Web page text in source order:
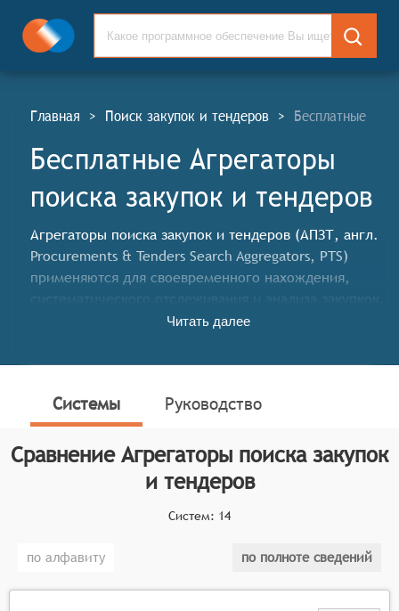
Главная > Поиск закупок и тендеров > Бесплатные
Бесплатные Агрегаторы
поиска закупок и тендеров
Агрегаторы поиска закупок и тендеров (АПЗТ, англ.
Procurements & Tenders Search Aggregators, PTS)
применяются для своевременного нахождения,
организуемых на различных торговых площадках
муниципальными учреждениями и органами
Классификатор программных продуктов Соваре
для систем. Для того чтобы быть представленными
на рынке агрегаторов поиска закупок и тендеров,
сбор и систематизация данных о закупках и
Читать далее
Системы Руководство
Сравнение Агрегаторы поиска закупок
и тендеров
Систем: 14
по алфавиту по полноте сведений